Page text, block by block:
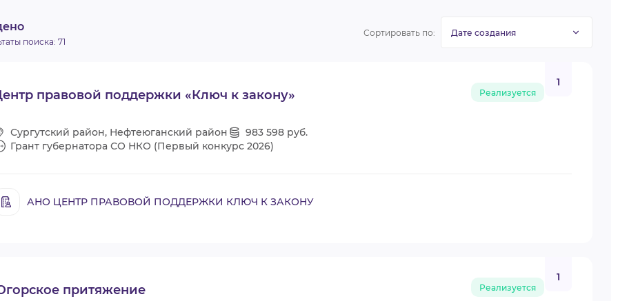
АНАЛИТИКА
поиска: 71
Сортировать по:
правовой поддержки «Ключ к закону» Реализуется
1
Сургутский район, Нефтеюганский район
983 598 руб.
Грант губернатора СО НКО (Первый конкурс 2026)
АНО ЦЕНТР ПРАВОВОЙ ПОДДЕРЖКИ КЛЮЧ К ЗАКОНУ
притяжение Реализуется
1